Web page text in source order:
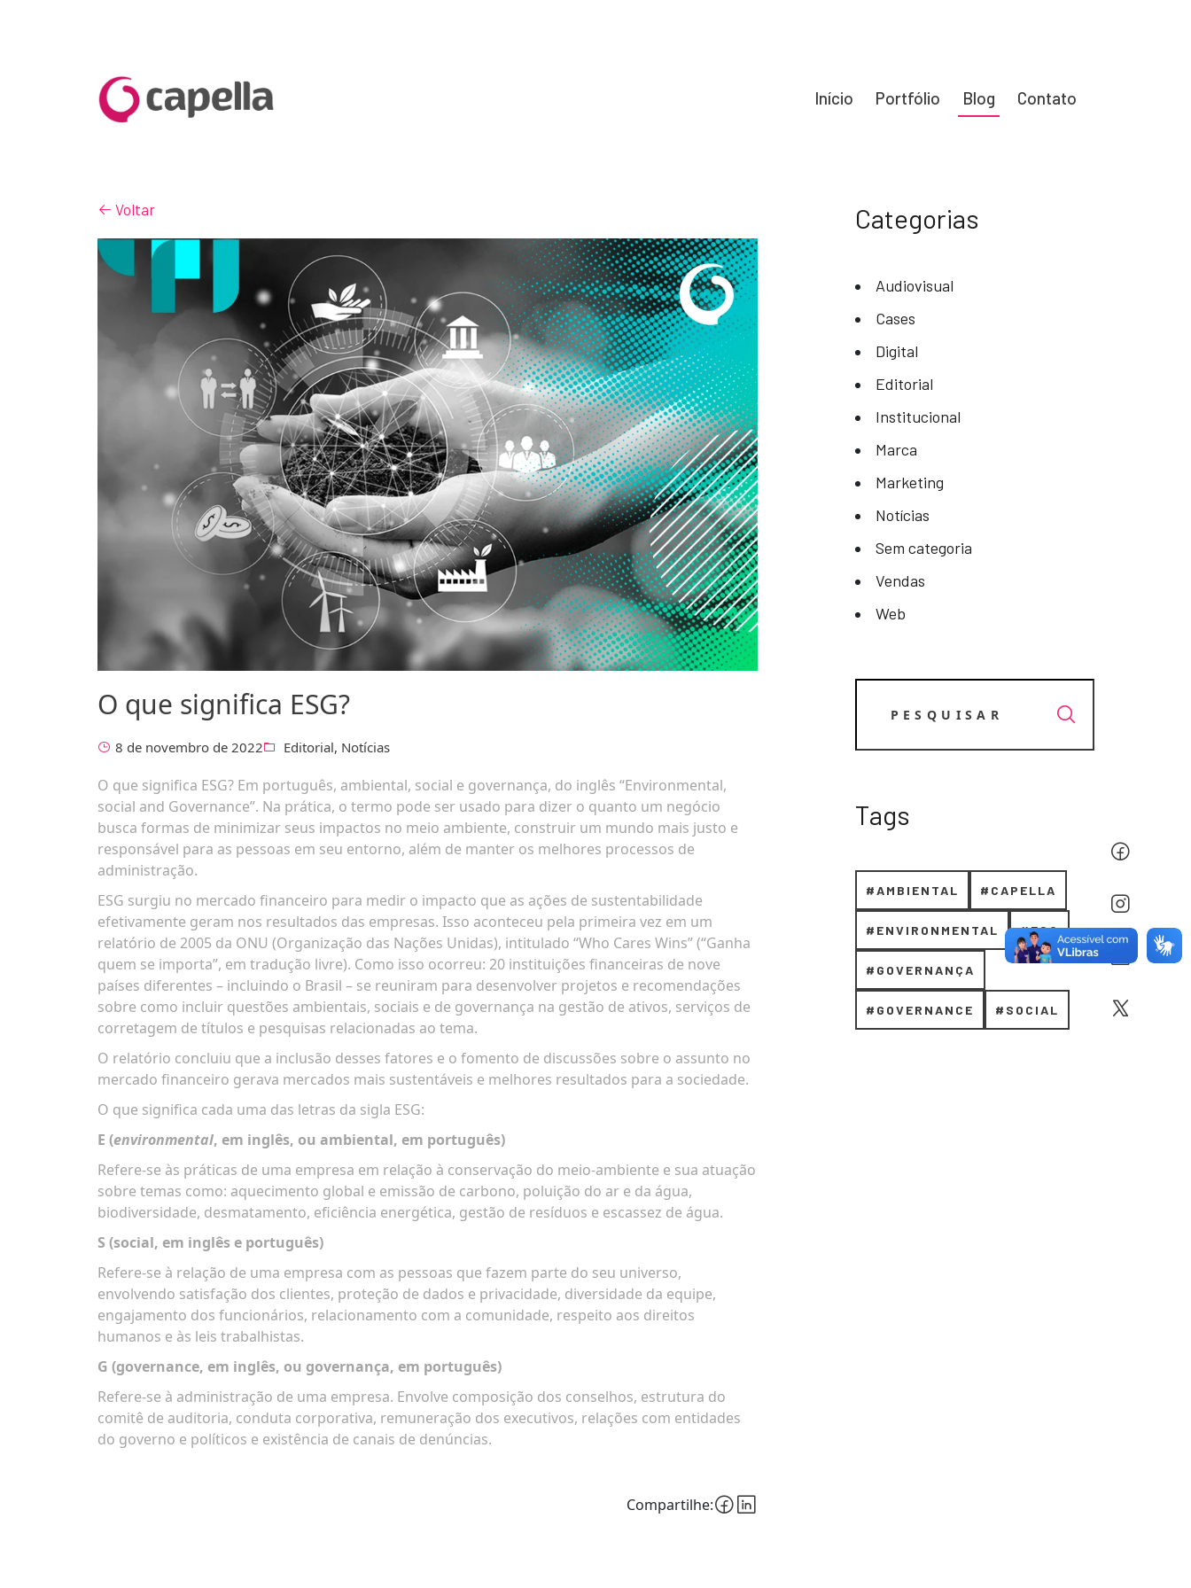
Início Portfólio Blog Contato
Voltar
O que significa ESG?
8 de novembro de 2022 Editorial, Notícias
O que significa ESG? Em português, ambiental, social e governança, do inglês “Environmental,
social and Governance”. Na prática, o termo pode ser usado para dizer o quanto um negócio
busca formas de minimizar seus impactos no meio ambiente, construir um mundo mais justo e
responsável para as pessoas em seu entorno, além de manter os melhores processos de
administração.
ESG surgiu no mercado financeiro para medir o impacto que as ações de sustentabilidade
efetivamente geram nos resultados das empresas. Isso aconteceu pela primeira vez em um
relatório de 2005 da ONU (Organização das Nações Unidas), intitulado “Who Cares Wins” (“Ganha
quem se importa”, em tradução livre). Como isso ocorreu: 20 instituições financeiras de nove
países diferentes – incluindo o Brasil – se reuniram para desenvolver projetos e recomendações
sobre como incluir questões ambientais, sociais e de governança na gestão de ativos, serviços de
corretagem de títulos e pesquisas relacionadas ao tema.
O relatório concluiu que a inclusão desses fatores e o fomento de discussões sobre o assunto no
mercado financeiro gerava mercados mais sustentáveis e melhores resultados para a sociedade.
O que significa cada uma das letras da sigla ESG:
E (environmental, em inglês, ou ambiental, em português)
Refere-se às práticas de uma empresa em relação à conservação do meio-ambiente e sua atuação
sobre temas como: aquecimento global e emissão de carbono, poluição do ar e da água,
biodiversidade, desmatamento, eficiência energética, gestão de resíduos e escassez de água.
S (social, em inglês e português)
Refere-se à relação de uma empresa com as pessoas que fazem parte do seu universo,
envolvendo satisfação dos clientes, proteção de dados e privacidade, diversidade da equipe,
engajamento dos funcionários, relacionamento com a comunidade, respeito aos direitos
humanos e às leis trabalhistas.
G (governance, em inglês, ou governança, em português)
Refere-se à administração de uma empresa. Envolve composição dos conselhos, estrutura do
comitê de auditoria, conduta corporativa, remuneração dos executivos, relações com entidades
do governo e políticos e existência de canais de denúncias.
Compartilhe:
Categorias
Audiovisual
Cases
Digital
Editorial
Institucional
Marca
Marketing
Notícias
Sem categoria
Vendas
Web
Tags
#AMBIENTAL #CAPELLA
#ENVIRONMENTAL #ESG
#GOVERNANÇA
#GOVERNANCE #SOCIAL